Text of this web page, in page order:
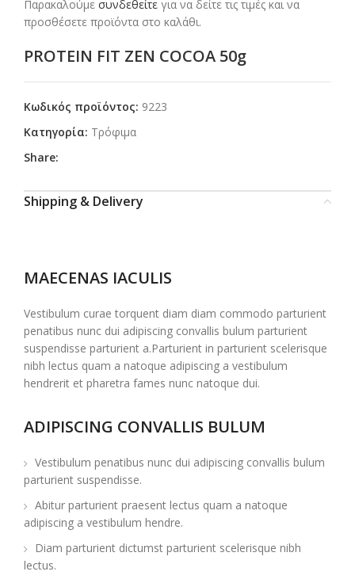
Παρακαλούμε συνδεθείτε για να δείτε τις τιμές και να
προσθέσετε προϊόντα στο καλάθι.
PROTEIN FIT ZEN COCOA 50g
Κωδικός προϊόντος: 9223
Κατηγορία: Τρόφιμα
Share:
Shipping & Delivery
MAECENAS IACULIS
Vestibulum curae torquent diam diam commodo parturient
penatibus nunc dui adipiscing convallis bulum parturient
suspendisse parturient a.Parturient in parturient scelerisque
nibh lectus quam a natoque adipiscing a vestibulum
hendrerit et pharetra fames nunc natoque dui.
ADIPISCING CONVALLIS BULUM
Vestibulum penatibus nunc dui adipiscing convallis bulum
parturient suspendisse.
Abitur parturient praesent lectus quam a natoque
adipiscing a vestibulum hendre.
Diam parturient dictumst parturient scelerisque nibh
lectus.